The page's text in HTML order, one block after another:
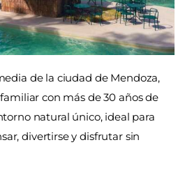
de la ciudad de Mendoza,
con más de 30 años de
natural único, ideal para
divertirse y disfrutar sin